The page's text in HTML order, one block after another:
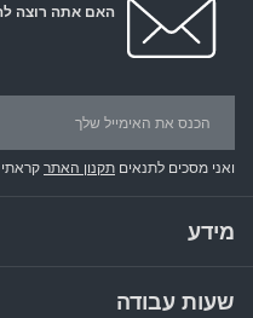
האם אתה רוצה
ואני מסכים לתנאים תקנון האתר
מידע
שעות עבודה